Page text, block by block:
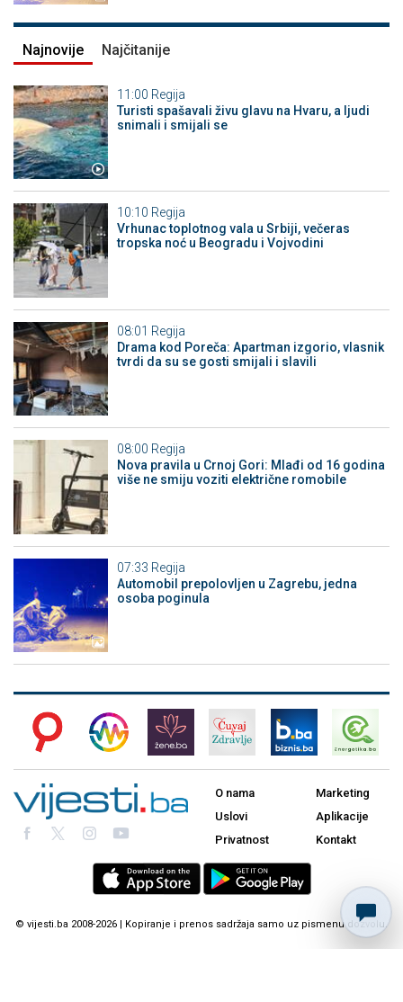
Najnovije Najčitanije
11:00 Regija
Turisti spašavali živu glavu na Hvaru, a ljudi
snimali i smijali se
10:10 Regija
Vrhunac toplotnog vala u Srbiji, večeras
tropska noć u Beogradu i Vojvodini
08:01 Regija
Drama kod Poreča: Apartman izgorio, vlasnik
tvrdi da su se gosti smijali i slavili
08:00 Regija
Nova pravila u Crnoj Gori: Mlađi od 16 godina
više ne smiju voziti električne romobile
07:33 Regija
Automobil prepolovljen u Zagrebu, jedna
osoba poginula
O nama
Uslovi
Privatnost
Marketing
Aplikacije
Kontakt
© vijesti.ba 2008-2026 | Kopiranje i prenos sadržaja samo uz pismenu dozvolu.